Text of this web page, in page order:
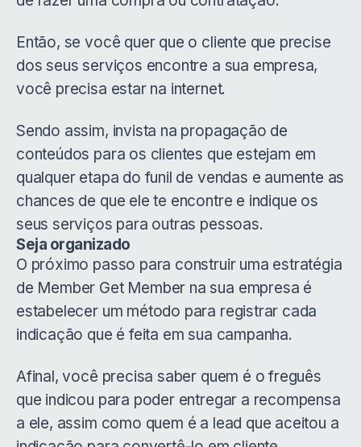
Então, se você quer que o cliente que precise
dos seus serviços encontre a sua empresa,
você precisa estar na internet.
Sendo assim, invista na propagação de
conteúdos para os clientes que estejam em
qualquer etapa do funil de vendas e aumente as
chances de que ele te encontre e indique os
seus serviços para outras pessoas.
Seja organizado
O próximo passo para construir uma estratégia
de Member Get Member na sua empresa é
estabelecer um método para registrar cada
indicação que é feita em sua campanha.
Afinal, você precisa saber quem é o freguês
que indicou para poder entregar a recompensa
a ele, assim como quem é a lead que aceitou a